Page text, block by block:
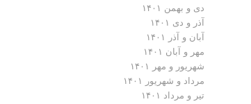
دی و بهمن ۱۴۰۱
آذر و دی ۱۴۰۱
آبان و آذر ۱۴۰۱
مهر و آبان ۱۴۰۱
شهریور و مهر ۱۴۰۱
مرداد و شهریور ۱۴۰۱
تیر و مرداد ۱۴۰۱